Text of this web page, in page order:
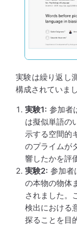
実験は繰り返し
構成されていま
実験1: 参加者
は擬似単語の
示する空間的
のプライムが
響したかを評
実験2: 参加者
の本物の物体
されました。
検出における
探ることを目